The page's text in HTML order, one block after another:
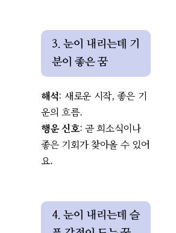
3. 눈이 내리는데 기
분이 좋은 꿈
해석: 새로운 시작, 좋은 기
운의 흐름.
행운 신호: 곧 희소식이나
좋은 기회가 찾아올 수 있어
요.
4. 눈이 내리는데 슬